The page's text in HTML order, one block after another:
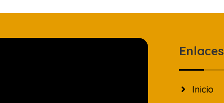
Enlaces
Inicio